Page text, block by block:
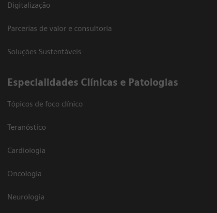
Digitalização
Parcerias de valor e consultoria
Soluções Sustentáveis
​Especialidades Clínicas e Patologias
Tópicos de foco clínico
Teranóstico
Cardiologia
Oncologia
Neurologia